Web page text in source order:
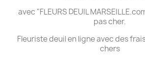
avec "FLEURS DEUIL
pas cher.
Fleuriste deuil en ligne avec des
chers